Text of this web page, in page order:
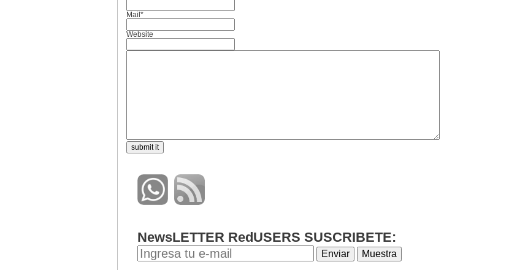
Mail*
Website
NewsLETTER RedUSERS SUSCRIBETE: